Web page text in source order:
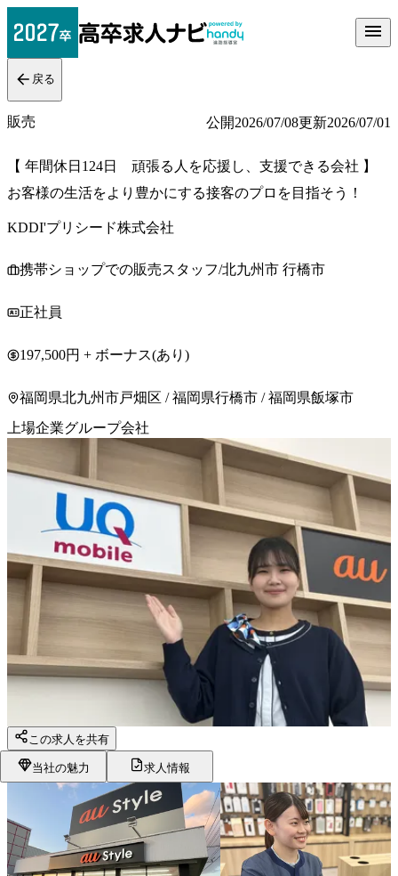
戻る
販売 公開2026/07/08更新2026/07/01
【 年間休日124日 頑張る人を応援し、支援できる会社 】
お客様の生活をより豊かにする接客のプロを目指そう！
KDDI'プリシード株式会社
携帯ショップでの販売スタッフ/北九州市 行橋市
正社員
197,500円 + ボーナス(あり)
福岡県北九州市戸畑区 / 福岡県行橋市 / 福岡県飯塚市
上場企業グループ会社
この求人を共有
当社の魅力 求人情報